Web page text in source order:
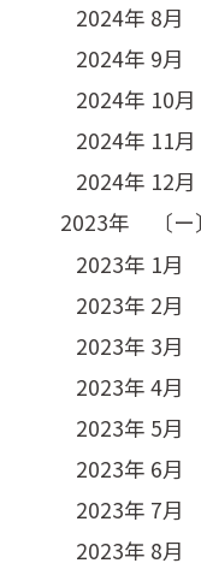
2024年 8月
2024年 9月
2024年 10月
2024年 11月
2024年 12月
2023年 〔ー〕
2023年 1月
2023年 2月
2023年 3月
2023年 4月
2023年 5月
2023年 6月
2023年 7月
2023年 8月